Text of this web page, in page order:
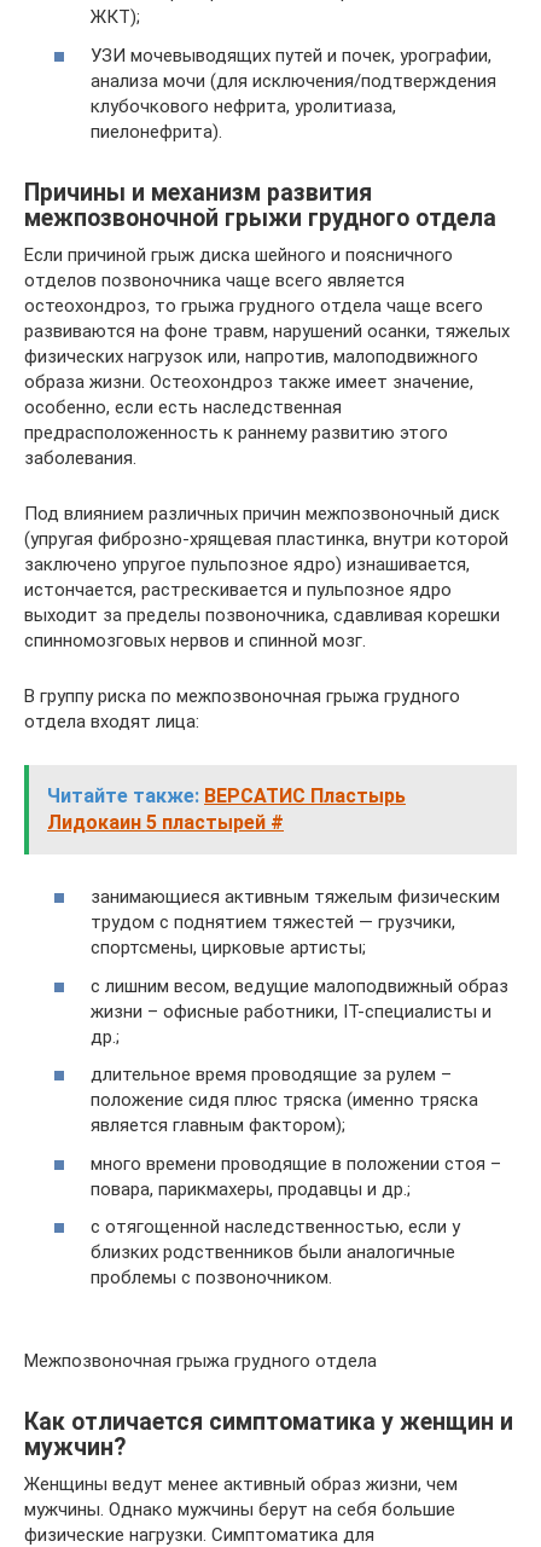
ЖКТ);
УЗИ мочевыводящих путей и почек, урографии,
анализа мочи (для исключения/подтверждения
клубочкового нефрита, уролитиаза,
пиелонефрита).
Причины и механизм развития
межпозвоночной грыжи грудного отдела
Если причиной грыж диска шейного и поясничного
отделов позвоночника чаще всего является
остеохондроз, то грыжа грудного отдела чаще всего
развиваются на фоне травм, нарушений осанки, тяжелых
физических нагрузок или, напротив, малоподвижного
образа жизни. Остеохондроз также имеет значение,
особенно, если есть наследственная
предрасположенность к раннему развитию этого
заболевания.
Под влиянием различных причин межпозвоночный диск
(упругая фиброзно-хрящевая пластинка, внутри которой
заключено упругое пульпозное ядро) изнашивается,
истончается, растрескивается и пульпозное ядро
выходит за пределы позвоночника, сдавливая корешки
спинномозговых нервов и спинной мозг.
В группу риска по межпозвоночная грыжа грудного
отдела входят лица:
Читайте также: ВЕРСАТИС Пластырь
Лидокаин 5 пластырей #
занимающиеся активным тяжелым физическим
трудом с поднятием тяжестей — грузчики,
спортсмены, цирковые артисты;
с лишним весом, ведущие малоподвижный образ
жизни – офисные работники, IT-специалисты и
др.;
длительное время проводящие за рулем –
положение сидя плюс тряска (именно тряска
является главным фактором);
много времени проводящие в положении стоя –
повара, парикмахеры, продавцы и др.;
с отягощенной наследственностью, если у
близких родственников были аналогичные
проблемы с позвоночником.
Межпозвоночная грыжа грудного отдела
Как отличается симптоматика у женщин и
мужчин?
Женщины ведут менее активный образ жизни, чем
мужчины. Однако мужчины берут на себя большие
физические нагрузки. Симптоматика для